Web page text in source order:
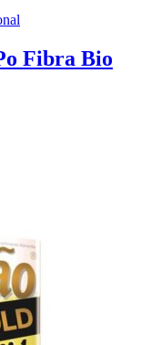
Fibra Bio